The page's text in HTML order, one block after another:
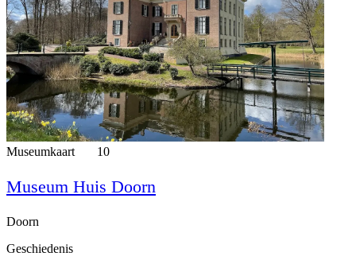
Museumkaart 10
Museum Huis Doorn
Doorn
Geschiedenis